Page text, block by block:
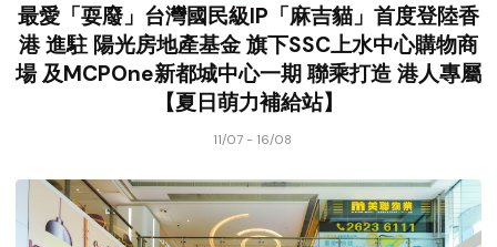
最愛「耍廢」台灣國民級IP「麻吉貓」首度登陸香
港 進駐 陽光房地產基金 旗下SSC上水中心購物商
場 及MCPOne新都城中心一期 聯乘打造 港人專屬
【夏日萌力補給站】
11/07 - 16/08